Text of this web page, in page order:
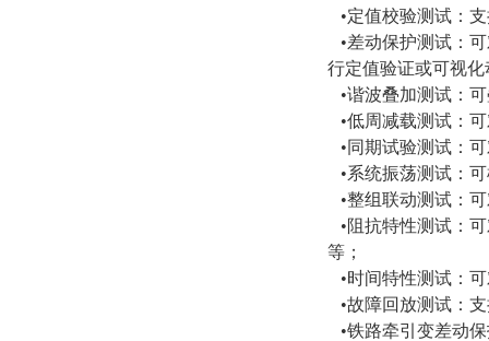
•定值校验测试：
•差动保护测试：
行定值验证或可视
•谐波叠加测试：
•低周减载测试：
•同期试验测试：
•系统振荡测试：
•整组联动测试：
•阻抗特性测试：
等；
•时间特性测试：
•故障回放测试：
•铁路牵引变差动